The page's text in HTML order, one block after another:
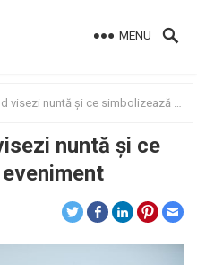
MENU
nuntă și ce simbolizează acest eveniment
nuntă și ce